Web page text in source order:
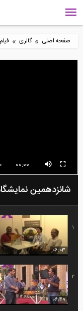
صفحه اصلی » گالری »
00:00
شانزدهمین
1
06:03
2
06:47